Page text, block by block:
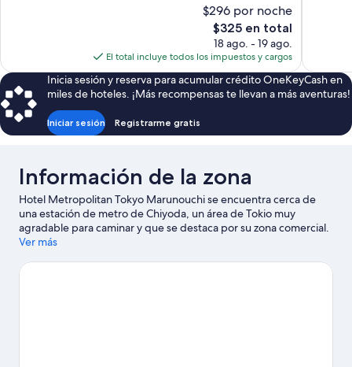
$296 por noche
El
precio
actual
es
de
$325
$325 en total
18 ago. - 19 ago.
El total incluye todos los impuestos y cargos
Inicia sesión y reserva para acumular crédito OneKeyCash en
miles de hoteles. ¡Más recompensas te llevan a más aventuras!
Iniciar sesión Registrarme gratis
Información de la zona
Hotel Metropolitan Tokyo Marunouchi se encuentra cerca de
una estación de metro de Chiyoda, un área de Tokio muy
agradable para caminar y que se destaca por su zona comercial.
Aquellos que deseen ir de compras pueden visitar Tokyo
mientras que quienes quieran apreciar la belleza natural de la
Ver más